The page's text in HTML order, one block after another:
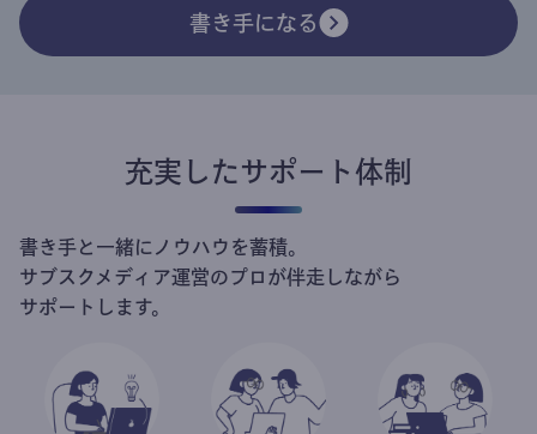
書き手になる
充実したサポート体制
書き手と一緒にノウハウを蓄積。
サブスクメディア運営のプロが伴走しながら
サポートします。